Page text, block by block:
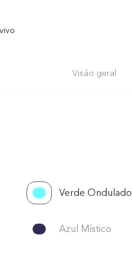
Visão geral
Verde Ondulado
Azul Místico